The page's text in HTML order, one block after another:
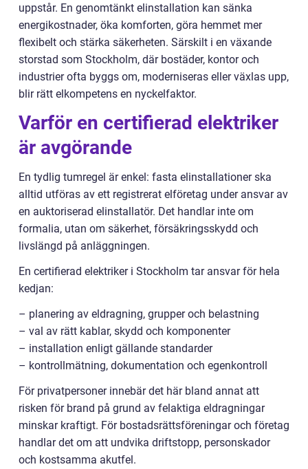
uppstår. En genomtänkt elinstallation kan sänka
energikostnader, öka komforten, göra hemmet mer
flexibelt och stärka säkerheten. Särskilt i en växande
storstad som Stockholm, där bostäder, kontor och
industrier ofta byggs om, moderniseras eller växlas upp,
blir rätt elkompetens en nyckelfaktor.
Varför en certifierad elektriker
är avgörande
En tydlig tumregel är enkel: fasta elinstallationer ska
alltid utföras av ett registrerat elföretag under ansvar av
en auktoriserad elinstallatör. Det handlar inte om
formalia, utan om säkerhet, försäkringsskydd och
livslängd på anläggningen.
En certifierad elektriker i Stockholm tar ansvar för hela
kedjan:
– planering av eldragning, grupper och belastning
– val av rätt kablar, skydd och komponenter
– installation enligt gällande standarder
– kontrollmätning, dokumentation och egenkontroll
För privatpersoner innebär det här bland annat att
risken för brand på grund av felaktiga eldragningar
minskar kraftigt. För bostadsrättsföreningar och företag
handlar det om att undvika driftstopp, personskador
och kostsamma akutfel.